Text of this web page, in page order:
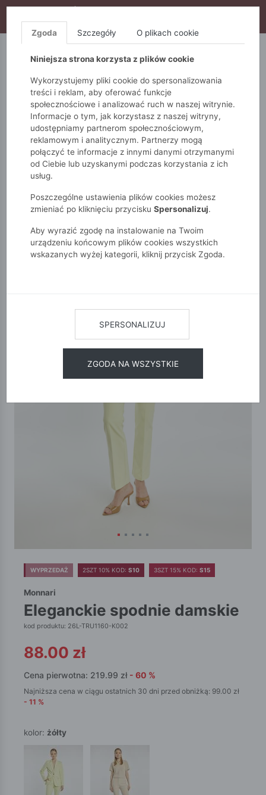
S10), DODATKOWE 15% ZA 3SZT (KOD: S15)
5.10.15. QUIOSQUE
Monnari Zobacz wszystko Spodnie
Klasyczne
Eleganckie spodnie damskie
WYPRZEDAŻ 2SZT 10% KOD: S10 3SZT 15% KOD: S15
Monnari
eleganckie spodnie damskie
kod produktu: 26L-TRU1160-K002
88.00 zł
Cena pierwotna: 219.99 zł - 60 %
Najniższa cena w ciągu ostatnich 30 dni przed obniżką: 99.00 zł
- 11 %
kolor: żółty
Zgoda Szczegóły O plikach cookie
Niniejsza strona korzysta z plików cookie
Wykorzystujemy pliki cookie do spersonalizowania
treści i reklam, aby oferować funkcje
społecznościowe i analizować ruch w naszej witrynie.
Informacje o tym, jak korzystasz z naszej witryny,
udostępniamy partnerom społecznościowym,
reklamowym i analitycznym. Partnerzy mogą
połączyć te informacje z innymi danymi otrzymanymi
od Ciebie lub uzyskanymi podczas korzystania z ich
usług.
Poszczególne ustawienia plików cookies możesz
zmieniać po kliknięciu przycisku Spersonalizuj.
Aby wyrazić zgodę na instalowanie na Twoim
urządzeniu końcowym plików cookies wszystkich
wskazanych wyżej kategorii, kliknij przycisk Zgoda.
SPERSONALIZUJ
ZGODA NA WSZYSTKIE